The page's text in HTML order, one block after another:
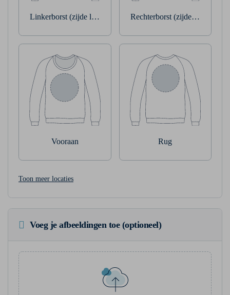
Linkerborst (zijde linkerarm) Rechterborst (zijde
Vooraan Rug
Toon meer locaties
Voeg je afbeeldingen toe (optioneel)